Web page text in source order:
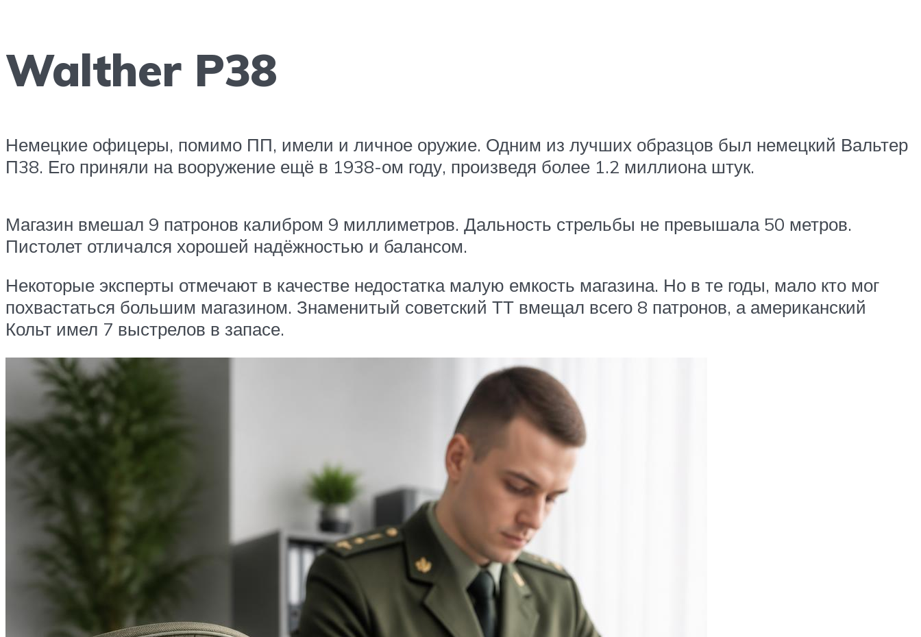
Walther P38
Немецкие офицеры, помимо ПП, имели и личное оружие. Одним из лучших образцов был немецкий Вальтер
П38. Его приняли на вооружение ещё в 1938-ом году, произведя более 1.2 миллиона штук.
Магазин вмешал 9 патронов калибром 9 миллиметров. Дальность стрельбы не превышала 50 метров.
Пистолет отличался хорошей надёжностью и балансом.
Некоторые эксперты отмечают в качестве недостатка малую емкость магазина. Но в те годы, мало кто мог
похвастаться большим магазином. Знаменитый советский ТТ вмещал всего 8 патронов, а американский
Кольт имел 7 выстрелов в запасе.